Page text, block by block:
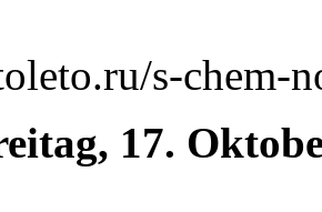
s-chem-
17.